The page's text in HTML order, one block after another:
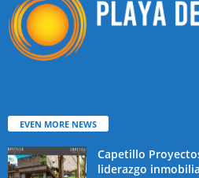
EVEN MORE NEWS
Capetillo
liderazgo